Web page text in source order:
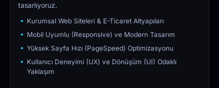
tasarlıyoruz.
Kurumsal Web Siteleri & E-Ticaret Altyapıları
Mobil Uyumlu (Responsive) ve Modern Tasarım
Yüksek Sayfa Hızı (PageSpeed) Optimizasyonu
Kullanıcı Deneyimi (UX) ve Dönüşüm (UI) Odaklı
Yaklaşım